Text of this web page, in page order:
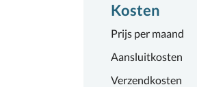
Kosten
Prijs per maand
Aansluitkosten
Verzendkosten